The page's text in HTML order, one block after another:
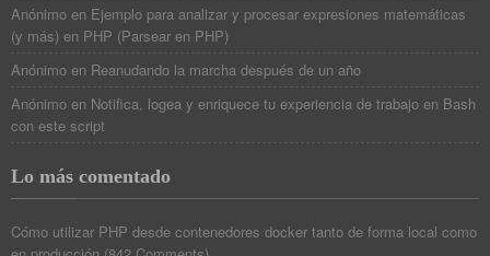
Anónimo en Ejemplo para analizar y procesar expresiones matemáticas
(y más) en PHP (Parsear en PHP)
Anónimo en Reanudando la marcha después de un año
Anónimo en Notifica, logea y enriquece tu experiencia de trabajo en Bash
con este script
Lo más comentado
Cómo utilizar PHP desde contenedores docker tanto de forma local como